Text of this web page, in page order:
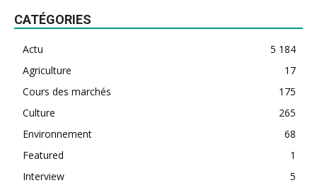
CATÉGORIES
Actu
5 184
Agriculture
17
Cours des marchés
175
Culture
265
Environnement
68
Featured
1
Interview
5